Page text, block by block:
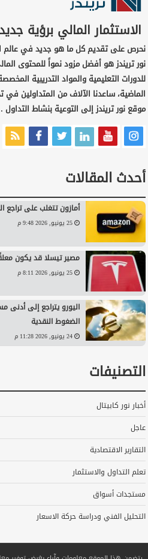
الاستثمار المالي برؤية
نحرص على تقديم كل ما هو جديد في عالم
نور تريندز هو أفضل مزود نمواً للمحتوى
للدورات التعليمية والمواد التدريبية
الماضية، ساعدنا الآلاف من المتداولين
موقع نور تريندز إلى التوعية بنشاط
أحدث المقالات
أمازون تتغلب على تراجع
25 يونيو, 2026 9:48 م
مصير تيسلا قد يكون
25 يونيو, 2026 8:11 م
اليورو يتراجع إلى
الضغوط النقدية
24 يونيو, 2026 11:28 م
التصنيفات
أخبار نور كابيتال
عاجل
التقارير الاقتصادية
تعلم التداول والاستثمار
مستجدات أسواق
التحليل الفني ودراسة حركة الاسعار